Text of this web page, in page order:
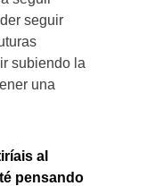
seguir
subiendo la
una
al
pensando